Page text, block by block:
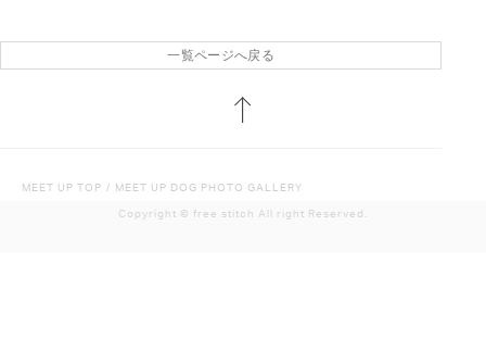
一覧ページへ戻る
MEET UP TOP / MEET UP DOG PHOTO GALLERY
Copyright ©︎ free stitch All right Reserved.